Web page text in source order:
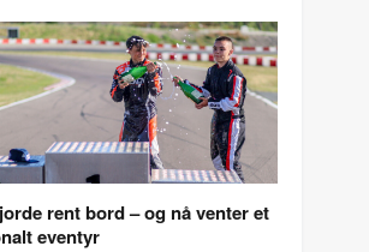
rent bord – og nå venter et
eventyr